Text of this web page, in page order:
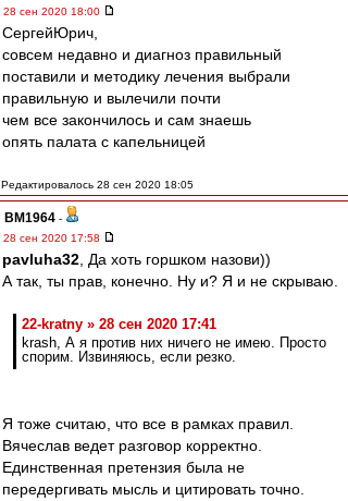
28 сен 2020 18:00
СергейЮрич,
совсем недавно и диагноз правильный
поставили и методику лечения выбрали
правильную и вылечили почти
чем все закончилось и сам знаешь
опять палата с капельницей
Редактировалось 28 сен 2020 18:05
BM1964 -
28 сен 2020 17:58
pavluha32 , Да хоть горшком назови))
А так, ты прав, конечно. Ну и? Я и не скрываю.
22-kratny » 28 сен 2020 17:41
krash, А я против них ничего не имею. Просто
спорим. Извиняюсь, если резко.
Я тоже считаю, что все в рамках правил.
Вячеслав ведет разговор корректно.
Единственная претензия была не
передергивать мысль и цитировать точно.